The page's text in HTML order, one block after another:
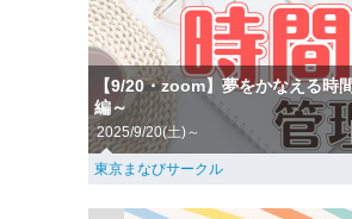
【9/20・zoom】夢をかなえる時
編～
2025/9/20(土)～
東京まなびサークル